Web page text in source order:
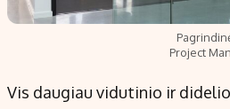
Project
Vis daugiau vidutinio ir